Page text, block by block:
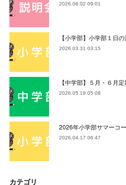
2026.06.02 09:01
【小学部】小学部１日
2026.03.31 03:15
【中学部】５月・６月
2026.05.19 05:08
2026年小学部サマーコ
2026.04.17 06:47
カテゴリ